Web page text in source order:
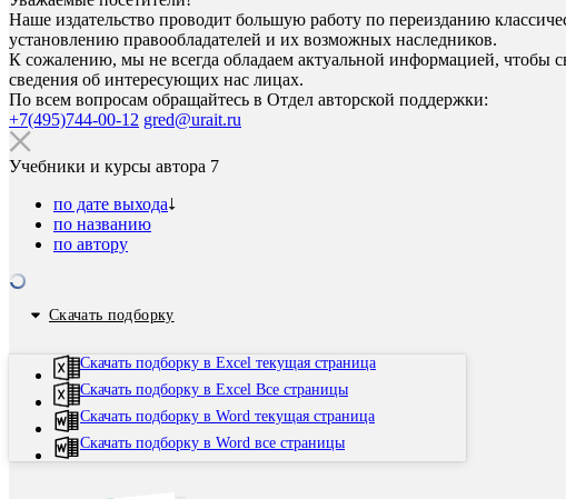
Наше издательство проводит большую работу по переизданию
установлению правообладателей и их возможных наследников.
К сожалению, мы не всегда обладаем актуальной информацией, чтобы
сведения об интересующих нас лицах.
По всем вопросам обращайтесь в Отдел авторской поддержки:
+7(495)744-00-12 gred@urait.ru
Учебники и курсы автора 7
по дате выхода
по названию
по автору
Скачать подборку
Скачать подборку в Excel текущая страница
Скачать подборку в Excel Все страницы
Скачать подборку в Word текущая страница
Скачать подборку в Word все страницы